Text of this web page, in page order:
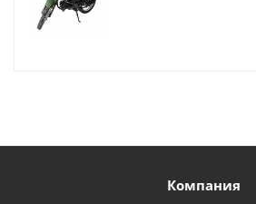
Компания